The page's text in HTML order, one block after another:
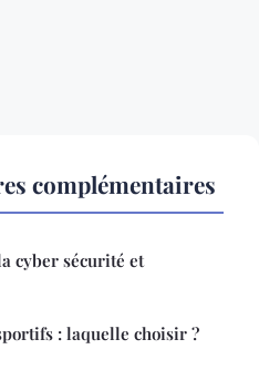
complémentaires
cyber sécurité et
: laquelle choisir ?